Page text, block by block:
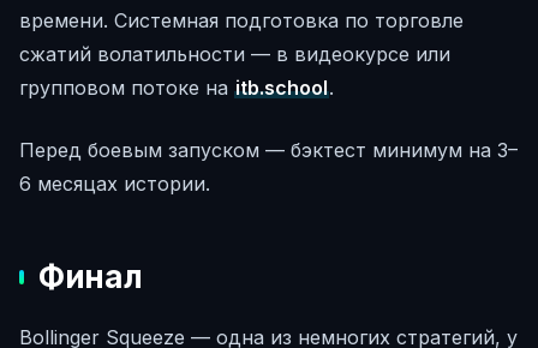
времени. Системная подготовка по торговле
сжатий волатильности — в видеокурсе или
групповом потоке на itb.school.
Перед боевым запуском — бэктест минимум на 3–
6 месяцах истории.
Финал
Bollinger Squeeze — одна из немногих стратегий, у